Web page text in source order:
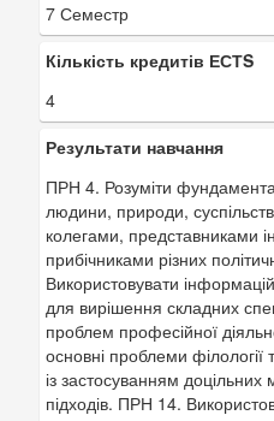
7 Семестр
Кількість кредитів ЕСТS
4
Результати навчання
ПРН 4. Розуміти
людини, природи,
колегами, представниками
прибічниками різних
Використовувати
для вирішення складних
проблем професійної
основні проблеми філології
із застосуванням доцільних
підходів. ПРН 14.